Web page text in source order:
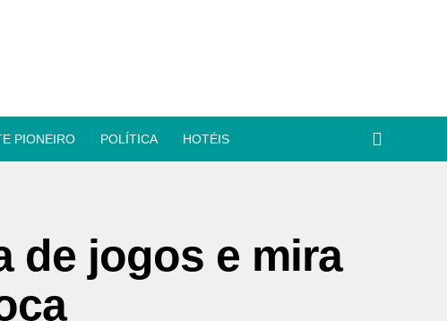
PIONEIRO POLÍTICA HOTÉIS
de jogos e mira